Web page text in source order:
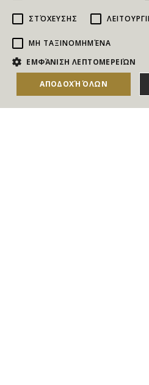
Για να ενημερώνεστε άμεσα
Δώρα, τις Νέες Προσφορές
ΣΤΌΧΕΥΣΗΣ
ΜΗ ΤΑΞΙΝΟΜΗΜΈΝΑ
ΕΜΦΆΝΙΣΗ ΛΕΠΤΟΜΕΡΕΙΏΝ
ΑΠΟΔΟΧΉ ΌΛΩΝ